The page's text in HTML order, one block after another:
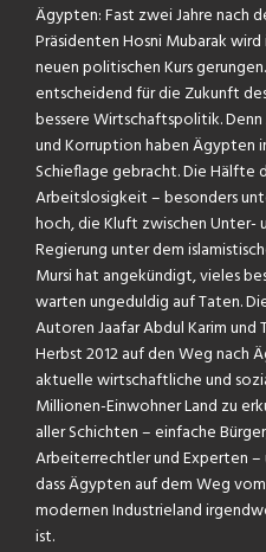
Ägypten: Fast zwei Jahre nach
Präsidenten Hosni Mubarak
neuen politischen Kurs
entscheidend für die Zukunft
bessere Wirtschaftspolitik.
und Korruption haben Ägypten
Schieflage gebracht. Die Hälfte
Arbeitslosigkeit – besonders
hoch, die Kluft zwischen Unter-
Regierung unter dem
Mursi hat angekündigt, vieles
warten ungeduldig auf Taten.
Autoren Jaafar Abdul Karim und
Herbst 2012 auf den Weg nach
aktuelle wirtschaftliche und
Millionen-Einwohner Land zu
aller Schichten – einfache
Arbeiterrechtler und Experten –
dass Ägypten auf dem Weg
modernen Industrieland
ist.